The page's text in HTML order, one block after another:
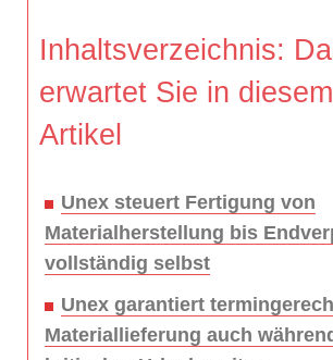
Inhaltsverzeichnis:
erwartet Sie in diesem
Artikel
Unex steuert Fertigung von
Materialherstellung bis
vollständig selbst
Unex garantiert
Materiallieferung auch